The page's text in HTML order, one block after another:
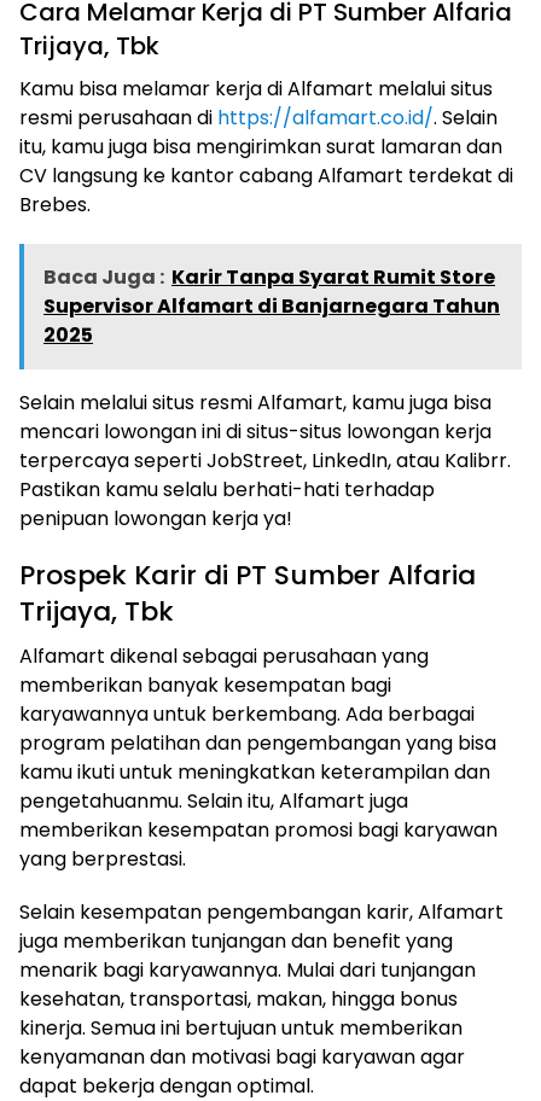
Cara Melamar Kerja di PT Sumber Alfaria
Trijaya, Tbk
Kamu bisa melamar kerja di Alfamart melalui situs
resmi perusahaan di https://alfamart.co.id/. Selain
itu, kamu juga bisa mengirimkan surat lamaran dan
CV langsung ke kantor cabang Alfamart terdekat di
Brebes.
Baca Juga : Karir Tanpa Syarat Rumit Store
Supervisor Alfamart di Banjarnegara Tahun
2025
Selain melalui situs resmi Alfamart, kamu juga bisa
mencari lowongan ini di situs-situs lowongan kerja
terpercaya seperti JobStreet, LinkedIn, atau Kalibrr.
Pastikan kamu selalu berhati-hati terhadap
penipuan lowongan kerja ya!
Prospek Karir di PT Sumber Alfaria
Trijaya, Tbk
Alfamart dikenal sebagai perusahaan yang
memberikan banyak kesempatan bagi
karyawannya untuk berkembang. Ada berbagai
program pelatihan dan pengembangan yang bisa
kamu ikuti untuk meningkatkan keterampilan dan
pengetahuanmu. Selain itu, Alfamart juga
memberikan kesempatan promosi bagi karyawan
yang berprestasi.
Selain kesempatan pengembangan karir, Alfamart
juga memberikan tunjangan dan benefit yang
menarik bagi karyawannya. Mulai dari tunjangan
kesehatan, transportasi, makan, hingga bonus
kinerja. Semua ini bertujuan untuk memberikan
kenyamanan dan motivasi bagi karyawan agar
dapat bekerja dengan optimal.